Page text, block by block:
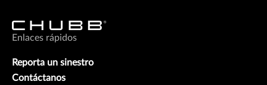
Enlaces rápidos
Reporta un sinestro
Contáctanos